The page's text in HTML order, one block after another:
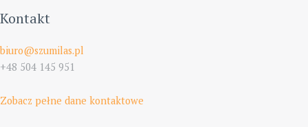
Kontakt
biuro@szumilas.pl
+48 504 145 951
Zobacz pełne dane kontaktowe